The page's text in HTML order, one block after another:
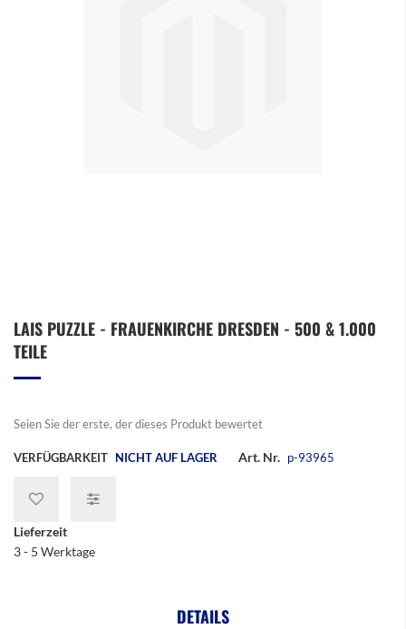
Anfang
der
LAIS PUZZLE - FRAUENKIRCHE DRESDEN - 500 & 1.000
TEILE
Seien Sie der erste, der dieses Produkt bewertet
VERFÜGBARKEIT NICHT AUF LAGER Art. Nr. p-93965
Lieferzeit
3 - 5 Werktage
DETAILS